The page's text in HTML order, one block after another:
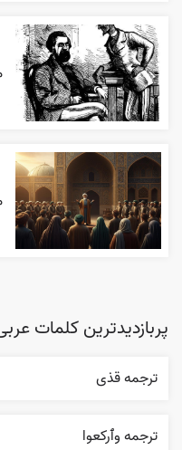
پربازدیدترین کلمات
ترجمه قذی
ترجمه وٱرکعوا